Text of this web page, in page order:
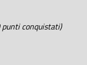
punti conquistati)